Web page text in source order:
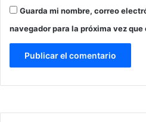
Guarda mi nombre, correo
navegador para la próxima vez que